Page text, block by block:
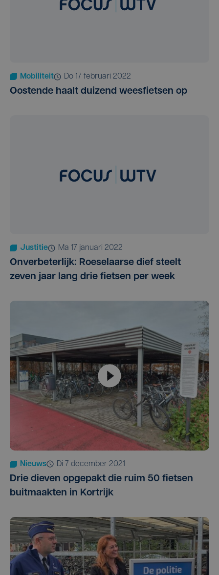
Mobiliteit do 17 februari 2022
Oostende haalt duizend weesfietsen op
Justitie ma 17 januari 2022
Onverbeterlijk: Roeselaarse dief steelt
zeven jaar lang drie fietsen per week
Nieuws di 7 december 2021
Drie dieven opgepakt die ruim 50 fietsen
buitmaakten in Kortrijk